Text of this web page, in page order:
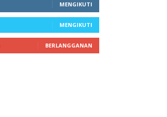
MENGIKUTI
MENGIKUTI
BERLANGGANAN